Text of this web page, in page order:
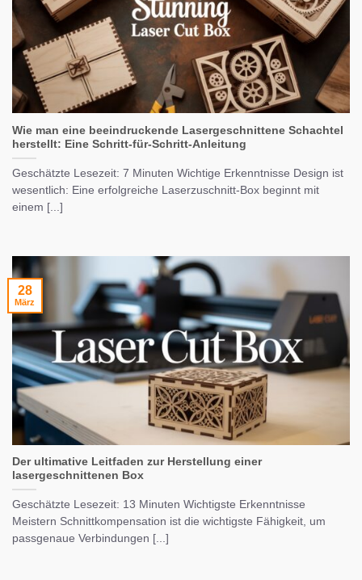
Wie man eine beeindruckende Lasergeschnittene Schachtel
herstellt: Eine Schritt-für-Schritt-Anleitung
Geschätzte Lesezeit: 7 Minuten Wichtige Erkenntnisse Design ist
wesentlich: Eine erfolgreiche Laserzuschnitt-Box beginnt mit
einem [...]
Der ultimative Leitfaden zur Herstellung einer
lasergeschnittenen Box
Geschätzte Lesezeit: 13 Minuten Wichtigste Erkenntnisse
Meistern Schnittkompensation ist die wichtigste Fähigkeit, um
passgenaue Verbindungen [...]
28
März